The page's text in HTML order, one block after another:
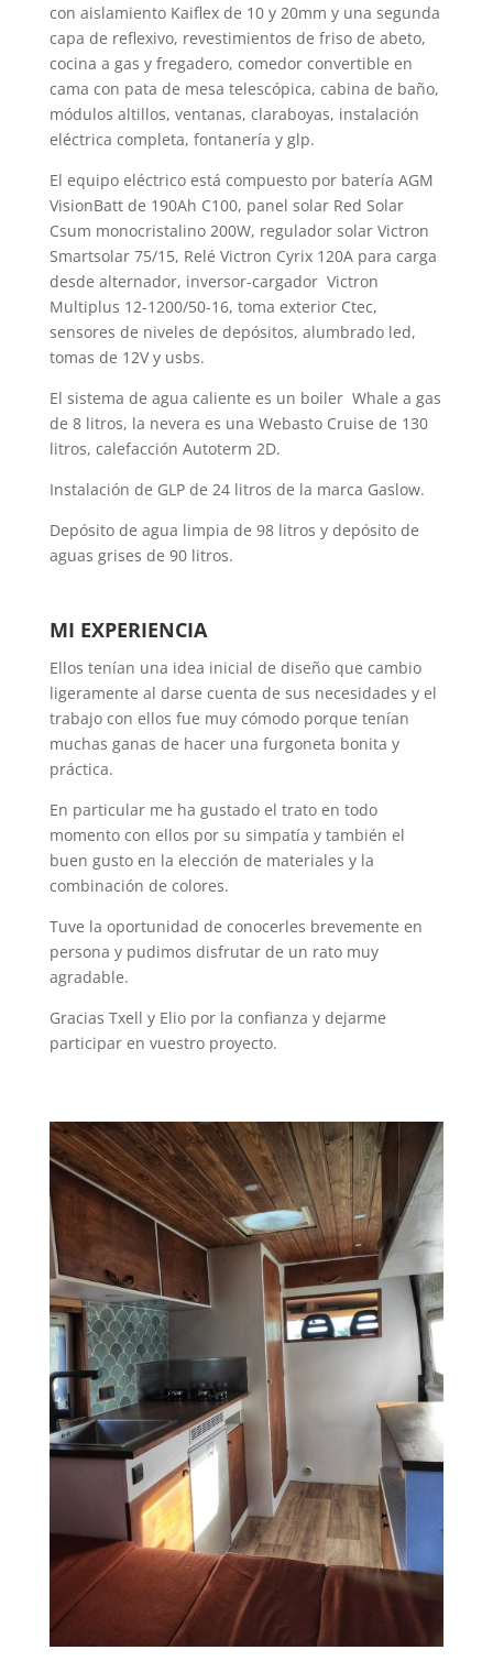
con aislamiento Kaiflex de 10 y 20mm y una segunda
capa de reflexivo, revestimientos de friso de abeto,
cocina a gas y fregadero, comedor convertible en
cama con pata de mesa telescópica, cabina de baño,
módulos altillos, ventanas, claraboyas, instalación
eléctrica completa, fontanería y glp.
El equipo eléctrico está compuesto por batería AGM
VisionBatt de 190Ah C100, panel solar Red Solar
Csum monocristalino 200W, regulador solar Victron
Smartsolar 75/15, Relé Victron Cyrix 120A para carga
desde alternador, inversor-cargador Victron
Multiplus 12-1200/50-16, toma exterior Ctec,
sensores de niveles de depósitos, alumbrado led,
tomas de 12V y usbs.
El sistema de agua caliente es un boiler Whale a gas
de 8 litros, la nevera es una Webasto Cruise de 130
litros, calefacción Autoterm 2D.
Instalación de GLP de 24 litros de la marca Gaslow.
Depósito de agua limpia de 98 litros y depósito de
aguas grises de 90 litros.
MI EXPERIENCIA
Ellos tenían una idea inicial de diseño que cambio
ligeramente al darse cuenta de sus necesidades y el
trabajo con ellos fue muy cómodo porque tenían
muchas ganas de hacer una furgoneta bonita y
práctica.
En particular me ha gustado el trato en todo
momento con ellos por su simpatía y también el
buen gusto en la elección de materiales y la
combinación de colores.
Tuve la oportunidad de conocerles brevemente en
persona y pudimos disfrutar de un rato muy
agradable.
Gracias Txell y Elio por la confianza y dejarme
participar en vuestro proyecto.